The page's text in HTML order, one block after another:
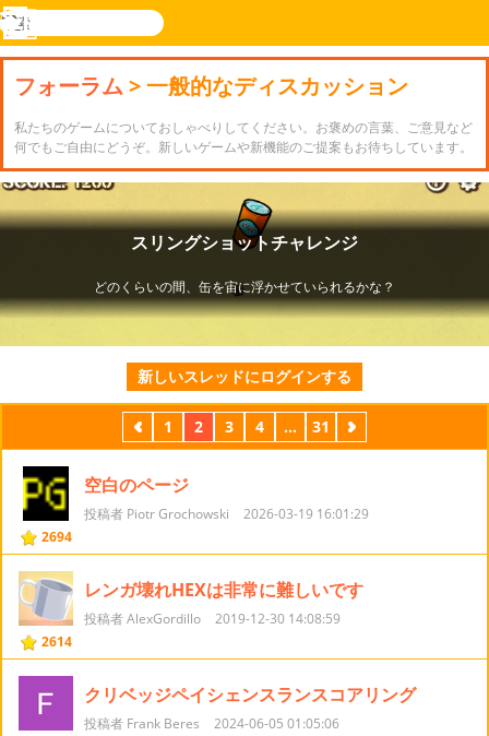
Novel
検
索
ログ
メ
ニ
フォーラム> 一般的なディスカッション
私たちのゲームについておしゃべりしてください。お褒めの言葉、ご意見など
何でもご自由にどうぞ。新しいゲームや新機能のご提案もお待ちしています。
新しいスレッドにログインする
前 1 2 3 4 ... 31 次
2694
空白のページ
投稿者 Piotr Grochowski 2026-03-19 16:01:29
2614
レンガ壊れHEXは非常に難しいです
投稿者 AlexGordillo 2019-12-30 14:08:59
クリベッジペイシェンスランスコアリング
投稿者 Frank Beres 2024-06-05 01:05:06